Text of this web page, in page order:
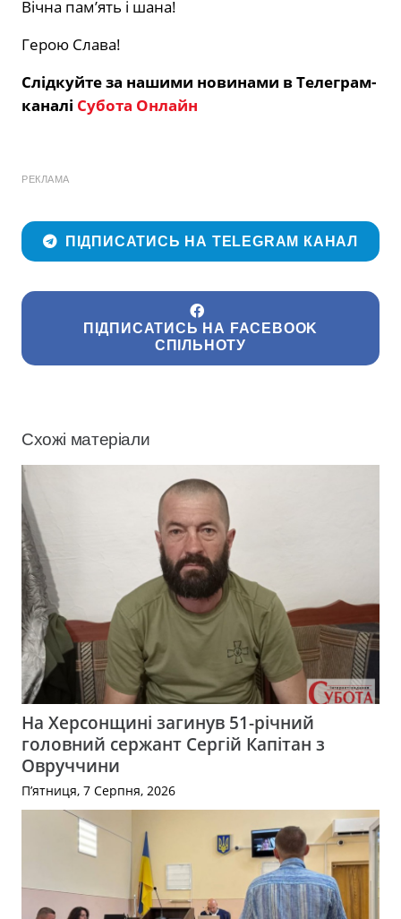
Вічна пам’ять і шана!
Герою Слава!
Слідкуйте за нашими новинами в Телеграм-
каналі Субота Онлайн
РЕКЛАМА
ПІДПИСАТИСЬ НА TELEGRAM КАНАЛ
ПІДПИСАТИСЬ НА FACEBOOK
СПІЛЬНОТУ
Схожі матеріали
На Херсонщині загинув 51-річний
головний сержант Сергій Капітан з
Овруччини
П’ятниця, 7 Серпня, 2026